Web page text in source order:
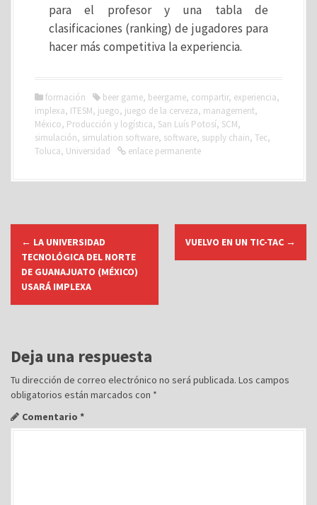
para el profesor y una tabla de
clasificaciones (ranking) de jugadores para
hacer más competitiva la experiencia.
formación beer game, beergame, compartir, experiencia,
implexa, ITESM, juego, juego de la cerveza, management,
México, Producción y logística, San Luís Potosí, SCM,
simulación, simulation software, software, supply chain, Tec,
Toluca, Universidad enlace permanente
g
c
i
ó
n
d
← LA UNIVERSIDAD
TECNOLÓGICA DEL NORTE
DE GUANAJUATO (MÉXICO)
USARÁ IMPLEXA
VUELVO EN UN TIC-TAC →
Deja una respuesta
Tu dirección de correo electrónico no será publicada. Los campos
obligatorios están marcados con *
Comentario *